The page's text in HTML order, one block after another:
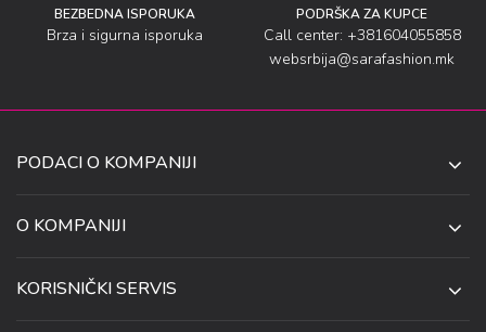
BEZBEDNA ISPORUKA
Brza i sigurna isporuka
PODRŠKA ZA KUPCE
Call center: +381604055858
websrbija@sarafashion.mk
PODACI O KOMPANIJI
UL. ANETE ANDREJEVIĆ 13
NIŠ 18106, SRBIJA
O KOMPANIJI
KORISNIČKI SERVIS